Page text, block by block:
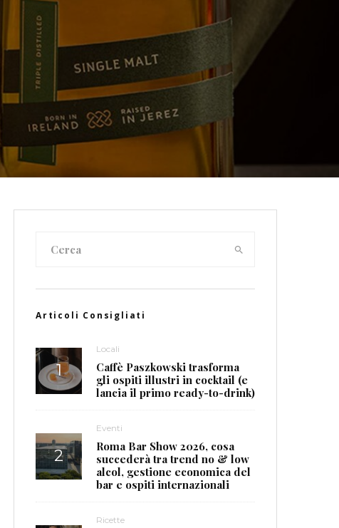
Articoli Consigliati
Locali
Caffè Paszkowski trasforma
gli ospiti illustri in cocktail (e
lancia il primo ready-to-drink)
Eventi
Roma Bar Show 2026, cosa
succederà tra trend no & low
alcol, gestione economica del
bar e ospiti internazionali
Ricette